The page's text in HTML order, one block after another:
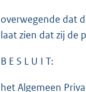
overwegende dat
laat zien dat zij de
B E S L U I T:
het Algemeen